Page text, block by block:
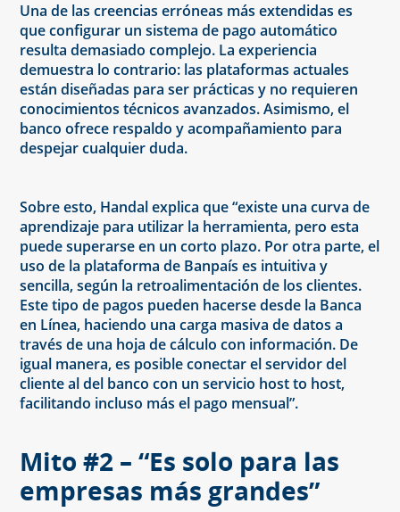
Una de las creencias erróneas más extendidas es
que configurar un sistema de pago automático
resulta demasiado complejo. La experiencia
demuestra lo contrario: las plataformas actuales
están diseñadas para ser prácticas y no requieren
conocimientos técnicos avanzados. Asimismo, el
banco ofrece respaldo y acompañamiento para
despejar cualquier duda.
Sobre esto, Handal explica que “existe una curva de
aprendizaje para utilizar la herramienta, pero esta
puede superarse en un corto plazo. Por otra parte, el
uso de la plataforma de Banpaís es intuitiva y
sencilla, según la retroalimentación de los clientes.
Este tipo de pagos pueden hacerse desde la Banca
en Línea, haciendo una carga masiva de datos a
través de una hoja de cálculo con información. De
igual manera, es posible conectar el servidor del
cliente al del banco con un servicio host to host,
facilitando incluso más el pago mensual”.
Mito #2 – “Es solo para las
empresas más grandes”